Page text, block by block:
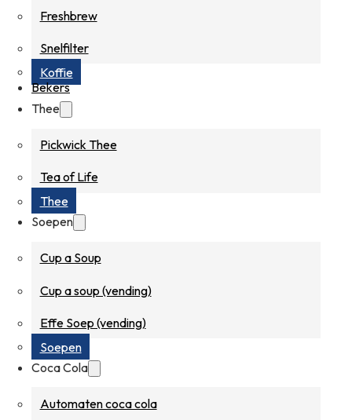
Freshbrew
Snelfilter
Koffie
Bekers
Thee
Pickwick Thee
Tea of Life
Thee
Soepen
Cup a Soup
Cup a soup (vending)
Effe Soep (vending)
Soepen
Coca Cola
Automaten coca cola